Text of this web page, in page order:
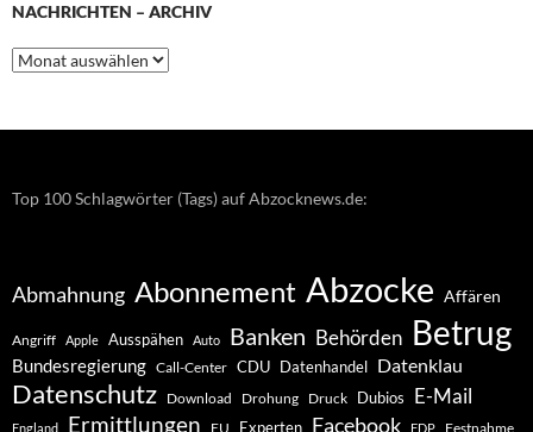
NACHRICHTEN – ARCHIV
Nachrichten
–
Top 100 Schlagwörter (Tags) auf Abzocknews.de:
Abmahnung Abonnement Abzocke Affären
Angriff Apple Ausspähen Auto Banken Behörden Betrug
Bundesregierung Call-Center CDU Datenhandel Datenklau
Datenschutz Download Drohung Druck Dubios E-Mail
England Ermittlungen EU Experten Facebook FDP Festnahme